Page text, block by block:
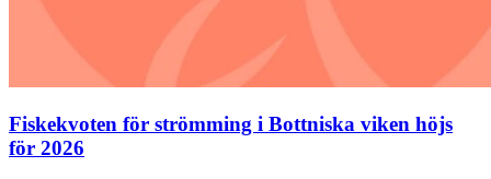
Fiskekvoten för strömming i Bottniska viken höjs
för 2026